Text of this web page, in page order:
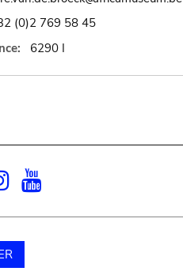
(0)2 769 58 45
6290 I
Instagram